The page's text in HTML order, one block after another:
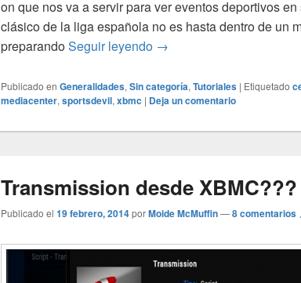
on que nos va a servir para ver eventos deportivos
clásico de la liga española no es hasta dentro de un
preparandoSeguir leyendo Eventos deportivos gratis
→
Publicado en Generalidades, Sin categoría, Tutoriales | Etiquetado
mediacenter, sportsdevil, xbmc | Deja un comentario
Transmission desde
Publicado el 19 febrero, 2014porMoide McMuffin—8 comentarios